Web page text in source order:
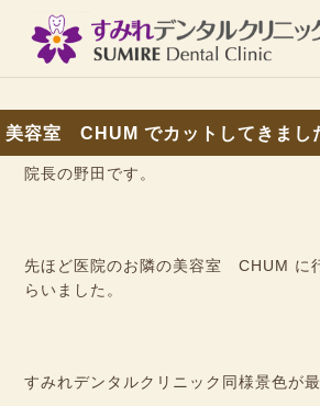
美容室 CHUM でカットしてきまし
院長の野田です。
先ほど医院のお隣の美容室 CHUM に
らいました。
すみれデンタルクリニック同様景色が最